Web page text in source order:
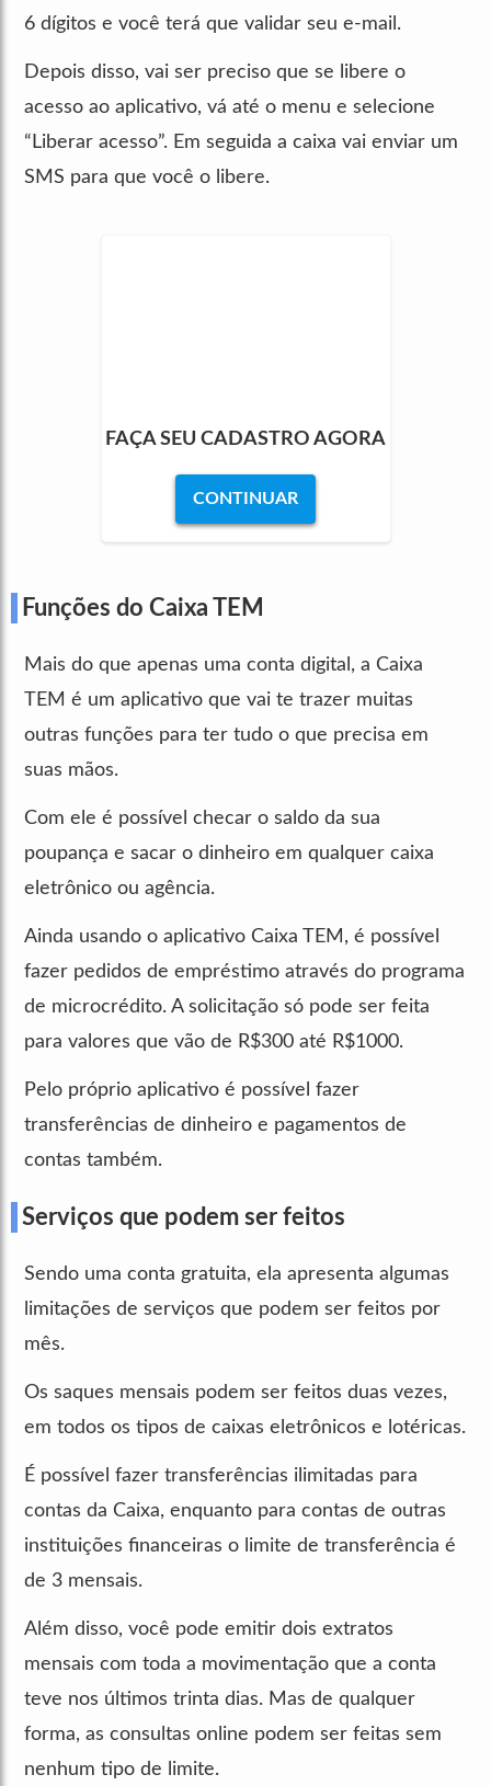
6 dígitos e você terá que validar seu e-mail.
Depois disso, vai ser preciso que se libere o
acesso ao aplicativo, vá até o menu e selecione
“Liberar acesso”. Em seguida a caixa vai enviar um
SMS para que você o libere.
FAÇA SEU CADASTRO AGORA
CONTINUAR
Funções do Caixa TEM
Mais do que apenas uma conta digital, a Caixa
TEM é um aplicativo que vai te trazer muitas
outras funções para ter tudo o que precisa em
suas mãos.
Com ele é possível checar o saldo da sua
poupança e sacar o dinheiro em qualquer caixa
eletrônico ou agência.
Ainda usando o aplicativo Caixa TEM, é possível
fazer pedidos de empréstimo através do programa
de microcrédito. A solicitação só pode ser feita
para valores que vão de R$300 até R$1000.
Pelo próprio aplicativo é possível fazer
transferências de dinheiro e pagamentos de
contas também.
Serviços que podem ser feitos
Sendo uma conta gratuita, ela apresenta algumas
limitações de serviços que podem ser feitos por
mês.
Os saques mensais podem ser feitos duas vezes,
em todos os tipos de caixas eletrônicos e lotéricas.
É possível fazer transferências ilimitadas para
contas da Caixa, enquanto para contas de outras
instituições financeiras o limite de transferência é
de 3 mensais.
Além disso, você pode emitir dois extratos
mensais com toda a movimentação que a conta
teve nos últimos trinta dias. Mas de qualquer
forma, as consultas online podem ser feitas sem
nenhum tipo de limite.